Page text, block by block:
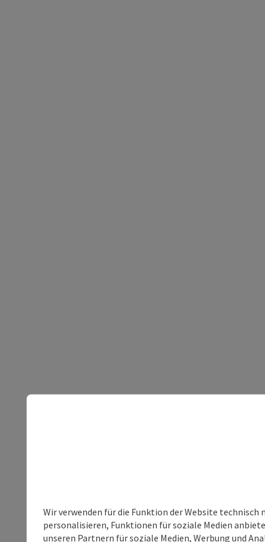
Wir verwenden für die Funktion der Website
personalisieren, Funktionen für soziale Medien
unseren Partnern für soziale Medien, Werbung und